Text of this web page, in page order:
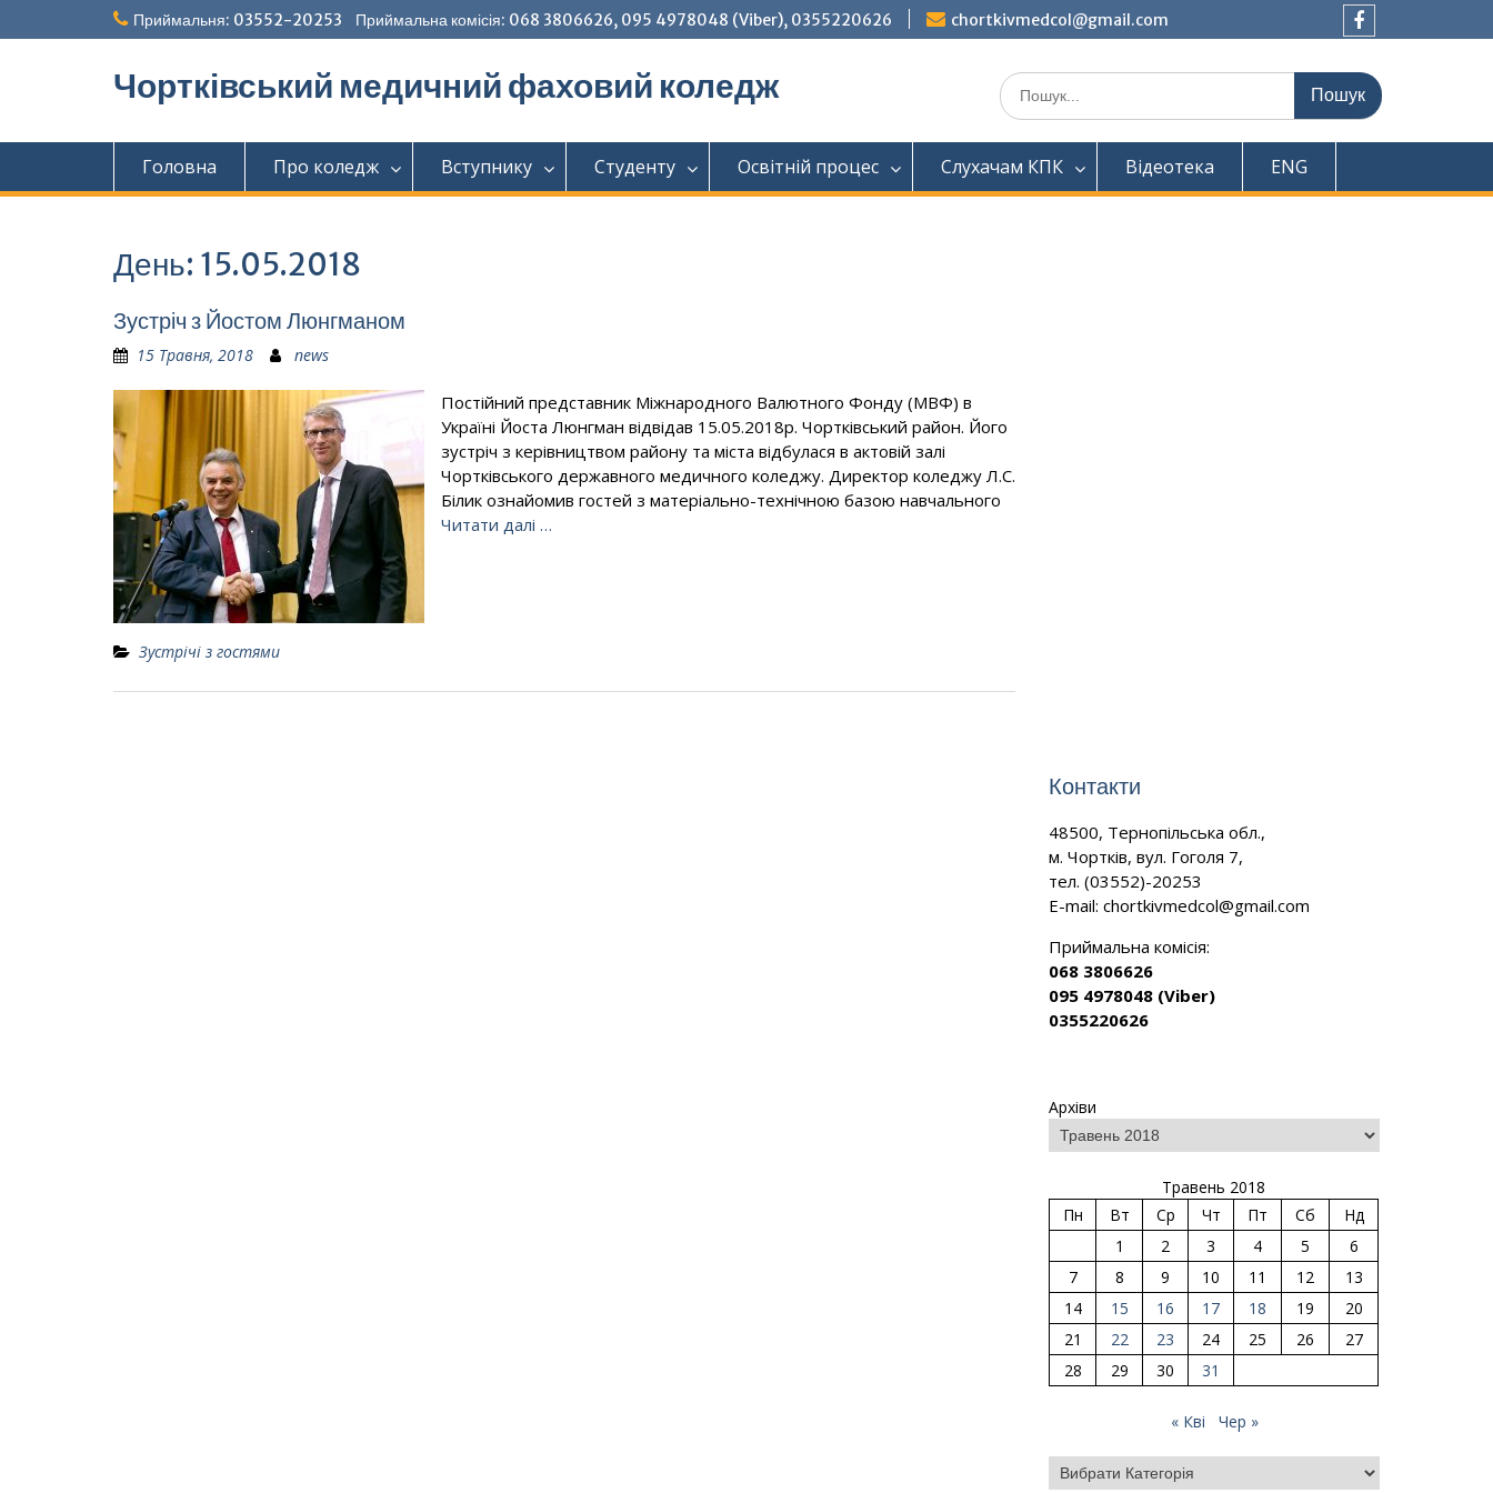
до
Приймальня: 03552-20253 Приймальна комісія: 068 3806626, 095 4978048 (Viber), 0355220626
chortkivmedcol@gmail.com
Чортківський медичний фаховий коледж Шукати:
Головна Про коледж Вступнику Студенту Освітній процес Слухачам КПК Відеотека ENG
День: 15.05.2018
Зустріч з Йостом Люнгманом
15 Травня, 2018 news
Постійний представник Міжнародного Валютного Фонду (МВФ) в
Україні Йоста Люнгман відвідав 15.05.2018р. Чортківський район. Його
зустріч з керівництвом району та міста відбулася в актовій залі
Чортківського державного медичного коледжу. Директор коледжу Л.С.
Білик ознайомив гостей з матеріально-технічною базою навчального
Читати далі …
Зустрічі з гостями
Контакти
48500, Тернопільська обл.,
м. Чортків, вул. Гоголя 7,
тел. (03552)-20253
E-mail:chortkivmedcol@gmail.com
Приймальна комісія:
068 3806626
095 4978048 (Viber)
0355220626
Архіви
Травень 2018
Пн
Вт Ср Чт Пт Сб
Нд
1
2 3 4 5
6
7
8 9 10 11 12
13
14
15 16 17 18 19
20
21
22 23 24 25 26
27
28
29 30 31
« Кві Чер »
Категорії